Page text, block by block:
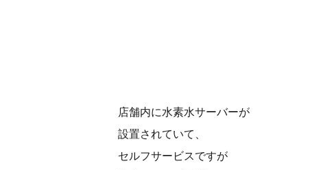
店舗内に水素水サーバーが
設置されていて、
セルフサービスですが